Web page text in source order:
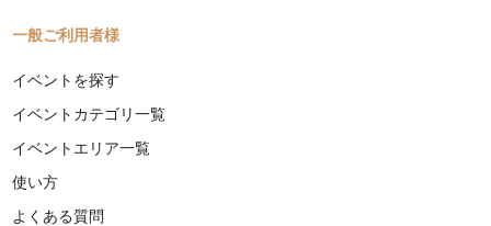
一般ご利用者様
イベントを探す
イベントカテゴリ一覧
イベントエリア一覧
使い方
よくある質問